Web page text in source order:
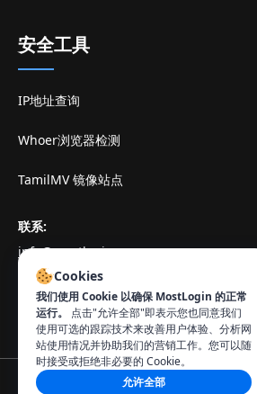
安全工具
IP地址查询
Whoer浏览器检测
TamilMV 镜像站点
联系:
info@mostlogin.com
Cookies
我们使用 Cookie 以确保 MostLogin 的正常
运行。
点击"允许全部"即表示您也同意我们
使用可选的跟踪技术来改善用户体验、分析网
站使用情况并协助我们的营销工作。您可以随
时接受或拒绝非必要的 Cookie。
允许全部